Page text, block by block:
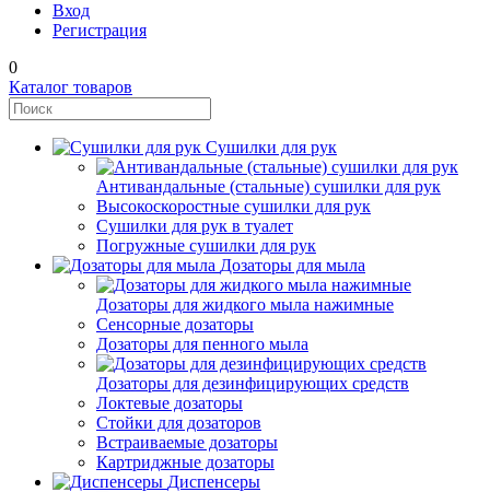
Вход
Регистрация
0
Каталог товаров
Сушилки для рук
Антивандальные (стальные) сушилки для рук
Высокоскоростные сушилки для рук
Сушилки для рук в туалет
Погружные сушилки для рук
Дозаторы для мыла
Дозаторы для жидкого мыла нажимные
Сенсорные дозаторы
Дозаторы для пенного мыла
Дозаторы для дезинфицирующих средств
Локтевые дозаторы
Стойки для дозаторов
Встраиваемые дозаторы
Картриджные дозаторы
Диспенсеры